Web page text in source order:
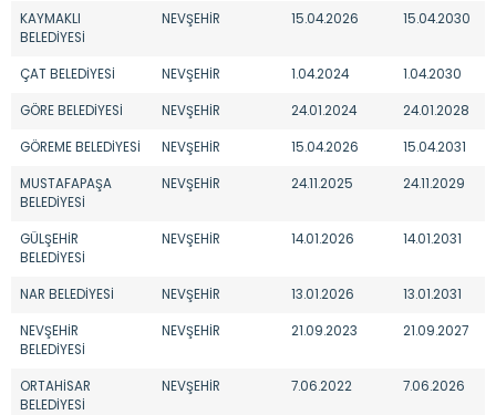
KAYMAKLI
BELEDİYESİ
NEVŞEHİR 15.04.2026 15.04.2030
ÇAT BELEDİYESİ NEVŞEHİR 1.04.2024 1.04.2030
GÖRE BELEDİYESİ NEVŞEHİR 24.01.2024 24.01.2028
GÖREME BELEDİYESİ NEVŞEHİR 15.04.2026 15.04.2031
MUSTAFAPAŞA
BELEDİYESİ
NEVŞEHİR 24.11.2025 24.11.2029
GÜLŞEHİR
BELEDİYESİ
NEVŞEHİR 14.01.2026 14.01.2031
NAR BELEDİYESİ NEVŞEHİR 13.01.2026 13.01.2031
NEVŞEHİR
BELEDİYESİ
NEVŞEHİR 21.09.2023 21.09.2027
ORTAHİSAR
BELEDİYESİ
NEVŞEHİR 7.06.2022 7.06.2026